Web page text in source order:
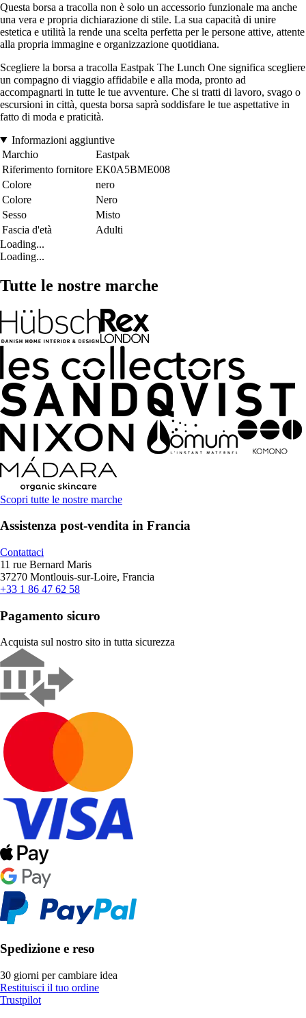
Questa borsa a tracolla non è solo un accessorio funzionale ma anche
una vera e propria dichiarazione di stile. La sua capacità di unire
estetica e utilità la rende una scelta perfetta per le persone attive, attente
alla propria immagine e organizzazione quotidiana.
Scegliere la borsa a tracolla Eastpak The Lunch One significa scegliere
un compagno di viaggio affidabile e alla moda, pronto ad
accompagnarti in tutte le tue avventure. Che si tratti di lavoro, svago o
escursioni in città, questa borsa saprà soddisfare le tue aspettative in
fatto di moda e praticità.
Informazioni aggiuntive
Marchio
Eastpak
Riferimento fornitore EK0A5BME008
Colore
nero
Colore
Nero
Sesso
Misto
Fascia d'età
Adulti
Loading...
Loading...
Tutte le nostre marche
Scopri tutte le nostre marche
Assistenza post-vendita in Francia
Contattaci
11 rue Bernard Maris
37270 Montlouis-sur-Loire, Francia
+33 1 86 47 62 58
Pagamento sicuro
Acquista sul nostro sito in tutta sicurezza
Spedizione e reso
30 giorni per cambiare idea
Restituisci il tuo ordine
Trustpilot